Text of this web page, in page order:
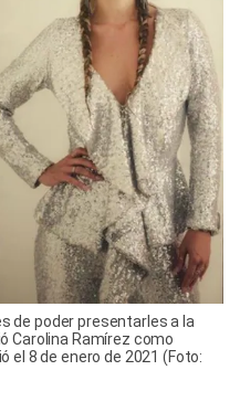
de poder presentarles a la
Carolina Ramírez como
el 8 de enero de 2021 (Foto: